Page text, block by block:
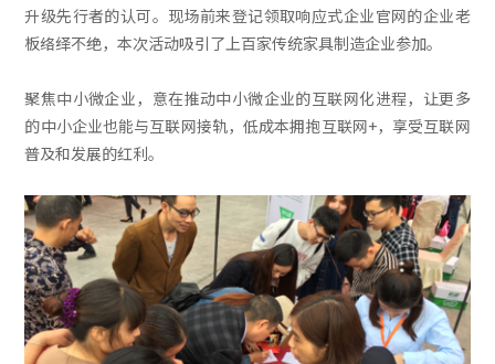
升级先行者的认可。现场前来登记领取响应式企业官网的企业老
板络绎不绝，本次活动吸引了上百家传统家具制造企业参加。
聚焦中小微企业，意在推动中小微企业的互联网化进程，让更多
的中小企业也能与互联网接轨，低成本拥抱互联网+，享受互联网
普及和发展的红利。